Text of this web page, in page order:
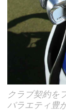
クラブ契約を
バラエティ豊